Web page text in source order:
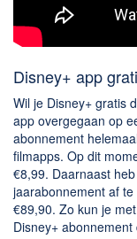
Disney+ app
Wil je Disney+ gratis
app overgegaan op
abonnement
filmapps. Op dit
€8,99. Daarnaast
jaarabonnement af
€89,90. Zo kun je
Disney+